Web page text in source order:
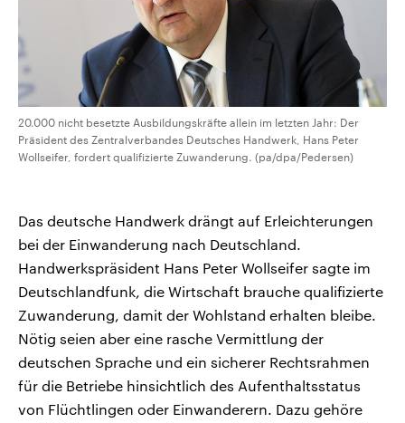
20.000 nicht besetzte Ausbildungskräfte allein im letzten Jahr: Der
Präsident des Zentralverbandes Deutsches Handwerk, Hans Peter
Wollseifer, fordert qualifizierte Zuwanderung. (pa/dpa/Pedersen)
Das deutsche Handwerk drängt auf Erleichterungen
bei der Einwanderung nach Deutschland.
Handwerkspräsident Hans Peter Wollseifer sagte im
Deutschlandfunk, die Wirtschaft brauche qualifizierte
Zuwanderung, damit der Wohlstand erhalten bleibe.
Nötig seien aber eine rasche Vermittlung der
deutschen Sprache und ein sicherer Rechtsrahmen
für die Betriebe hinsichtlich des Aufenthaltsstatus
von Flüchtlingen oder Einwanderern. Dazu gehöre